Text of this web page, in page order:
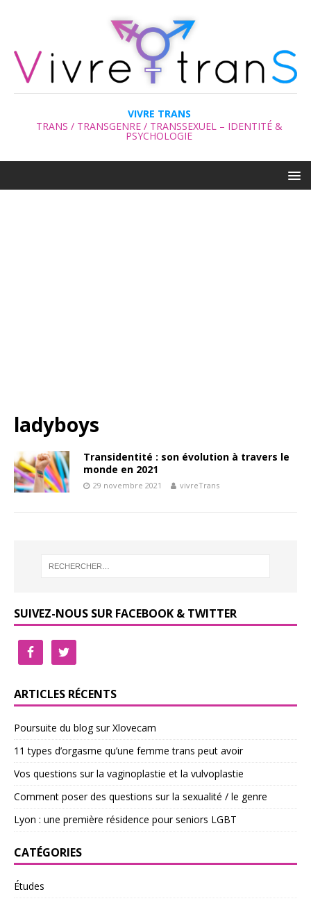
VIVRE TRANS
TRANS / TRANSGENRE / TRANSSEXUEL – IDENTITÉ &
PSYCHOLOGIE
ladyboys
Transidentité : son évolution à travers le
monde en 2021
29 novembre 2021 vivreTrans
SUIVEZ-NOUS SUR FACEBOOK & TWITTER
ARTICLES RÉCENTS
Poursuite du blog sur Xlovecam
11 types d’orgasme qu’une femme trans peut avoir
Vos questions sur la vaginoplastie et la vulvoplastie
Comment poser des questions sur la sexualité / le genre
Lyon : une première résidence pour seniors LGBT
CATÉGORIES
Études